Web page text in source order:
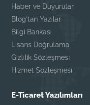
Haber ve Duyurular
Blog'tan Yazılar
Bilgi Bankası
Lisans Doğrulama
Gizlilik Sözleşmesi
Hizmet Sözleşmesi
E-Ticaret Yazılımları